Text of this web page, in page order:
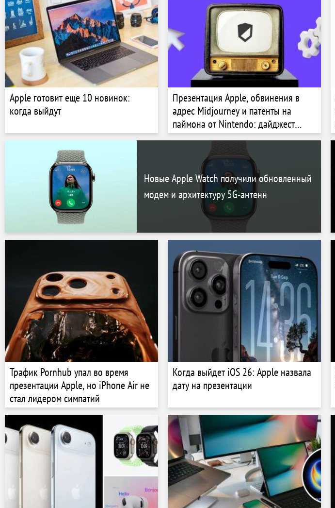
Apple готовит еще 10 новинок:
когда выйдут
Презентация Apple, обвинения в
адрес Midjourney и патенты на
паймона от Nintendo: дайджест
новостей
Новые Apple Watch получили обновленный
модем и архитектуру 5G-антенн
Трафик Pornhub упал во время
презентации Apple, но iPhone Air не
стал лидером симпатий
Когда выйдет iOS 26: Apple назвала
дату на презентации